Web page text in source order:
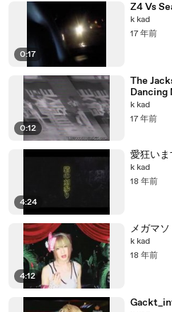
0:17
Z4 Vs
k kad
17 年前
0:12
The
Dancing
k kad
17 年前
4:24
愛狂いま
k kad
18 年前
4:12
メガマ
k kad
18 年前